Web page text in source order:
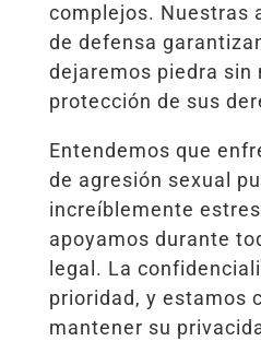
complejos. Nuestras
de defensa
dejaremos piedra sin
protección de sus
Entendemos que
de agresión sexual
increíblemente
apoyamos durante
legal. La
prioridad, y estamos
mantener su